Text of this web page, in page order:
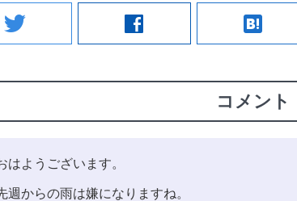
twitter facebook hatenabookmark
コメント
はようございます。
週からの雨は嫌になりますね。